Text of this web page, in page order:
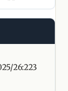
26:223